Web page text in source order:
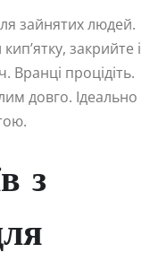
зайнятих людей.
закрийте і
Вранці процідіть.
довго. Ідеально
з